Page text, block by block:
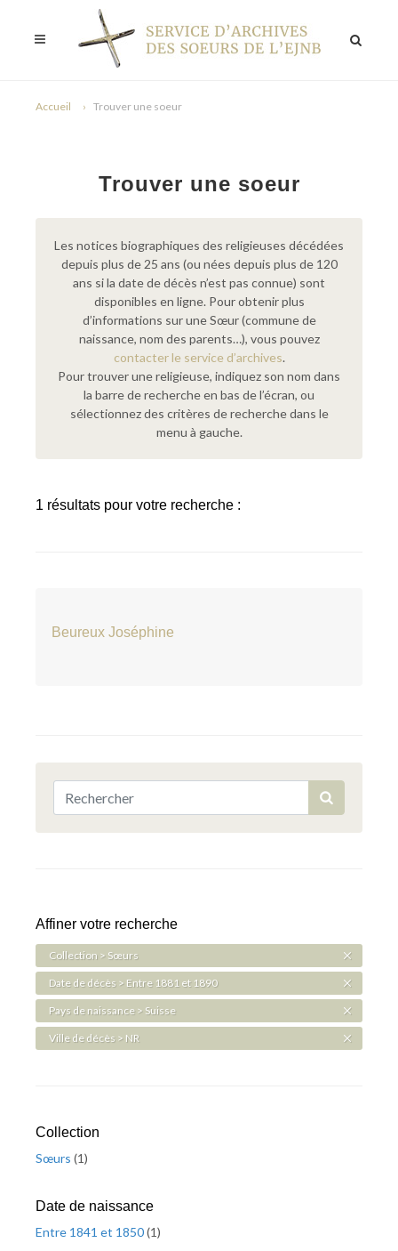
Accueil Trouver une soeur
Trouver une soeur
Les notices biographiques des religieuses décédées
depuis plus de 25 ans (ou nées depuis plus de 120
ans si la date de décès n’est pas connue) sont
disponibles en ligne. Pour obtenir plus
d’informations sur une Sœur (commune de
naissance, nom des parents…), vous pouvez
contacter le service d’archives.
Pour trouver une religieuse, indiquez son nom dans
la barre de recherche en bas de l’écran, ou
sélectionnez des critères de recherche dans le
menu à gauche.
1 résultats pour votre recherche :
Beureux Joséphine
Affiner votre recherche
Collection > Sœurs
Date de décès > Entre 1881 et 1890
Pays de naissance > Suisse
Ville de décès > NR
Collection
Sœurs (1)
Date de naissance
Entre 1841 et 1850(1)